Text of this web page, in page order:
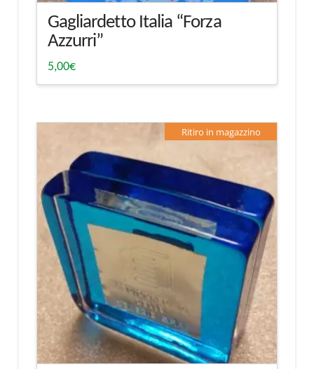
Gagliardetto Italia “Forza
Azzurri”
5,00€
Ritiro in magazzino